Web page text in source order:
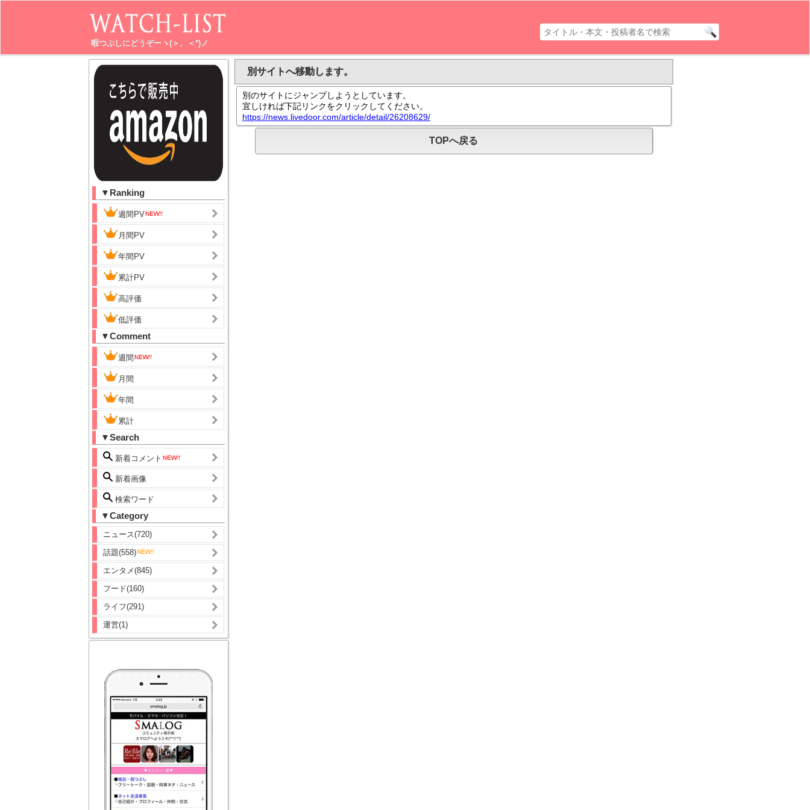
暇つぶしにどうぞーヽ(＞。＜*)ノ
▼Ranking
週間PV
月間PV
年間PV
累計PV
高評価
低評価
▼Comment
週間
月間
年間
累計
▼Search
新着コメント
新着画像
検索ワード
▼Category
ニュース(720)
話題(558)
エンタメ(845)
フード(160)
ライフ(291)
運営(1)
別サイトへ移動します。
別のサイトにジャンプしようとしています。
宜しければ下記リンクをクリックしてください。
https://news.livedoor.com/article/detail/26208629/
TOPへ戻る